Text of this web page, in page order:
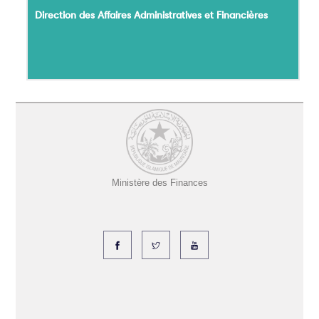
Direction des Affaires Administratives et Financières
Ministère des Finances